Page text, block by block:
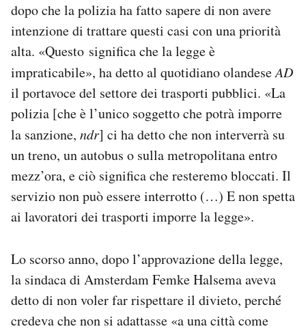
dopo che la polizia ha fatto sapere di non avere
intenzione di trattare questi casi con una priorità
alta. «Questo significa che la legge è
impraticabile», ha detto al quotidiano olandeseAD
il portavoce del settore dei trasporti pubblici. «La
polizia [che è l’unico soggetto che potrà imporre
la sanzione, ndr] ci ha detto che non interverrà su
un treno, un autobus o sulla metropolitana entro
mezz’ora, e ciò significa che resteremo bloccati. Il
servizio non può essere interrotto (…) E non spetta
ai lavoratori dei trasporti imporre la legge».
Lo scorso anno, dopo l’approvazione della legge,
la sindaca di Amsterdam Femke Halsema aveva
detto di non voler far rispettare il divieto, perché
credeva che non si adattasse «a una città come